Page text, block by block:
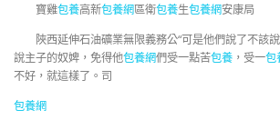
寶雞包養高新包養網區衛包養生包養網安康局
陜西延伸石油礦業無限義務公“可是他們說了不該說
說主子的奴婢，免得他包養網們受一點苦包養 ，受一包
不好，就這樣了。司
包養網